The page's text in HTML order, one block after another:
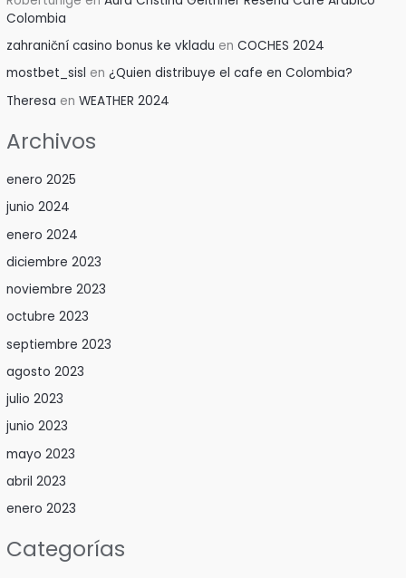
l
o
m
b
i
Colombia
zahraniční casino bonus ke vkladu enCOCHES 2024
mostbet_sisl en¿Quien distribuye el cafe en Colombia?
Theresa enWEATHER 2024
Archivos
enero 2025
junio 2024
enero 2024
diciembre 2023
noviembre 2023
octubre 2023
septiembre 2023
agosto 2023
julio 2023
junio 2023
mayo 2023
abril 2023
enero 2023
Categorías